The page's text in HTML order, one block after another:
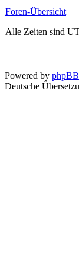
Foren-Übersicht
Alle Zeiten sind
Powered by phpBB
Deutsche